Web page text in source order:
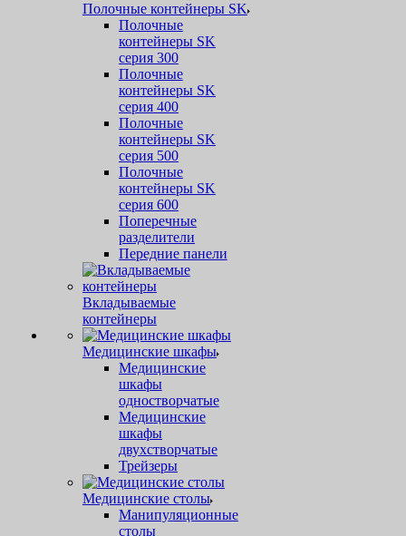
Полочные контейнеры SK
Полочные
контейнеры SK
серия 300
Полочные
контейнеры SK
серия 400
Полочные
контейнеры SK
серия 500
Полочные
контейнеры SK
серия 600
Поперечные
разделители
Передние панели
Вкладываемые
контейнеры
Медицинские шкафы
Медицинские
шкафы
одностворчатые
Медицинские
шкафы
двухстворчатые
Трейзеры
Медицинские столы
Манипуляционные
столы